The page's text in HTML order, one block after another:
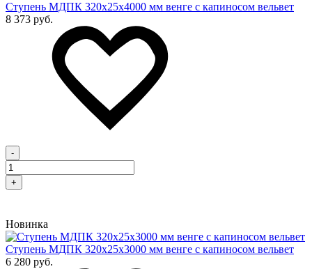
Cтупень МДПК 320х25х4000 мм венге с капиносом вельвет
8 373 руб.
-
+
Новинка
Cтупень МДПК 320х25х3000 мм венге с капиносом вельвет
6 280 руб.